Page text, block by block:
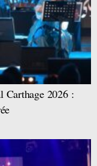
Carthage 2026 :